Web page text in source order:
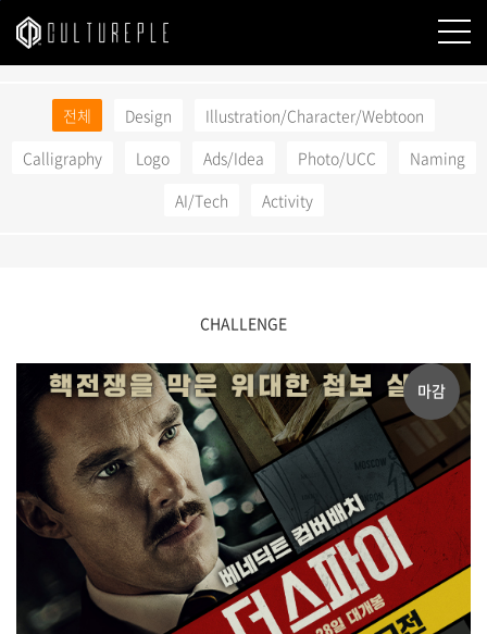
본문바로가기
전체 Design
Illustration/Character/Webtoon
Calligraphy
Logo Ads/Idea Photo/UCC
Naming
AI/Tech
Activity
CHALLENGE
마감